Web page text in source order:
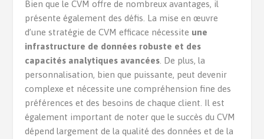
Bien que le CVM offre de nombreux avantages, il
présente également des défis. La mise en œuvre
d’une stratégie de CVM efficace nécessite une
infrastructure de données robuste et des
capacités analytiques avancées . De plus, la
personnalisation, bien que puissante, peut devenir
complexe et nécessite une compréhension fine des
préférences et des besoins de chaque client. Il est
également important de noter que le succès du CVM
dépend largement de la qualité des données et de la